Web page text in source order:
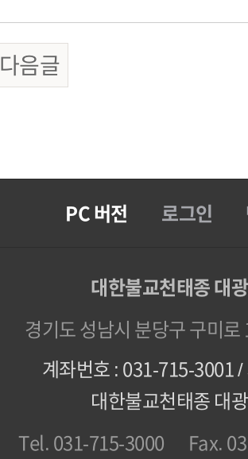
다음글
PC 버전 로그인
대한불교천태종 대
경기도 성남시 분당구 구미로
계좌번호 : 031-715-3001 /
대한불교천태종 대
Tel. 031-715-3000
Fax.